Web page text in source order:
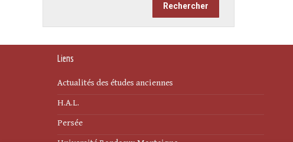
Liens
Actualités des études anciennes
H.A.L.
Persée